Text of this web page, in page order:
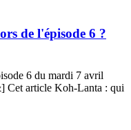
de l'épisode 6 ?
6 du mardi 7 avril
Cet article Koh-Lanta : qui